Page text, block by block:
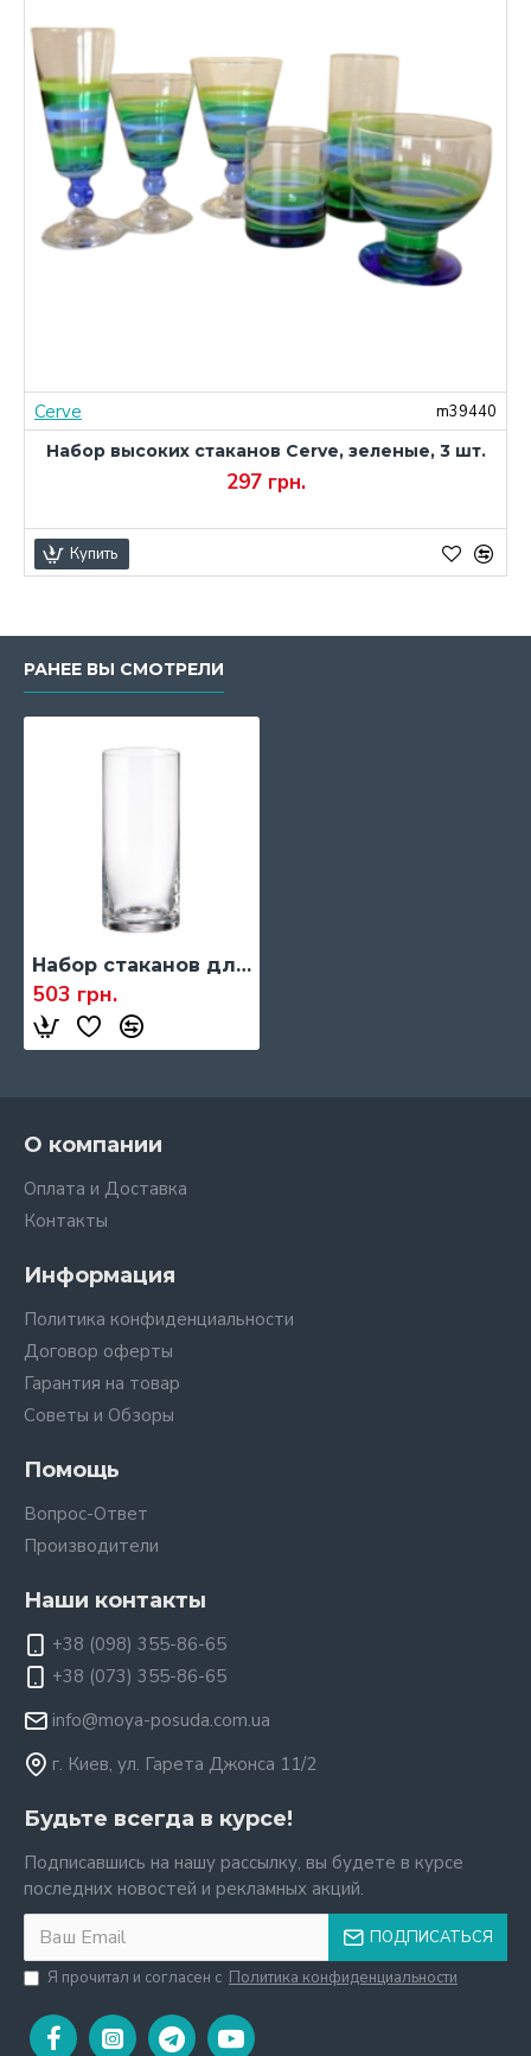
Cerve
m39440
Набор высоких стаканов Cerve, зеленые, 3 шт.
297 грн.
Купить
РАНЕЕ ВЫ СМОТРЕЛИ
Набор стаканов для сока Bohemia Larus, 470 мл., 6 шт. (9368)
503 грн.
О компании
Оплата и Доставка
Контакты
Информация
Политика конфиденциальности
Договор оферты
Гарантия на товар
Советы и Обзоры
Помощь
Вопрос-Ответ
Производители
Наши контакты
+38 (098) 355-86-65
+38 (073) 355-86-65
info@moya-posuda.com.ua
г. Киев, ул. Гарета Джонса 11/2
Будьте всегда в курсе!
Подписавшись на нашу рассылку, вы будете в курсе
последних новостей и рекламных акций.
ПОДПИСАТЬСЯ
Я прочитал и согласен с Политика конфиденциальности